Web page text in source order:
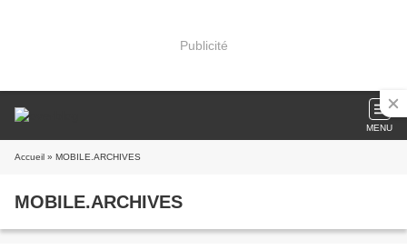
Publicité
MENU
Accueil » MOBILE.ARCHIVES
MOBILE.ARCHIVES